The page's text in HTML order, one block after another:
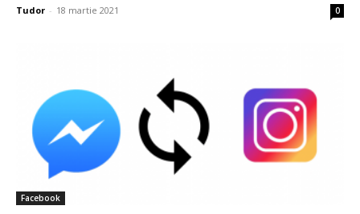
Tudor - 18 martie 2021 0
Facebook